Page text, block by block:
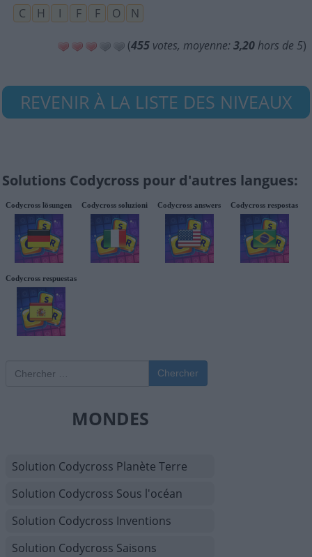
C H I F F O N
(455 votes, moyenne: 3,20hors de 5)
REVENIR À LA LISTE DES NIVEAUX
Solutions Codycross pour d'autres langues:
Codycross lösungen Codycross soluzioni Codycross answers Codycross respostas
Codycross respuestas
Chercher
MONDES
Solution Codycross Planète Terre
Solution Codycross Sous l'océan
Solution Codycross Inventions
Solution Codycross Saisons